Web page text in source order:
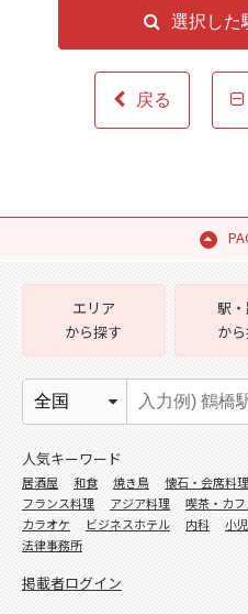
戻る
選択した
エリア
から探す
駅
か
人気キーワード
居酒屋 和食 焼き鳥 懐石・会席料理
フランス料理
アジア料理 喫茶・カフ
カラオケ
ビジネスホテル 内科 小
法律事務所
掲載者ログイン